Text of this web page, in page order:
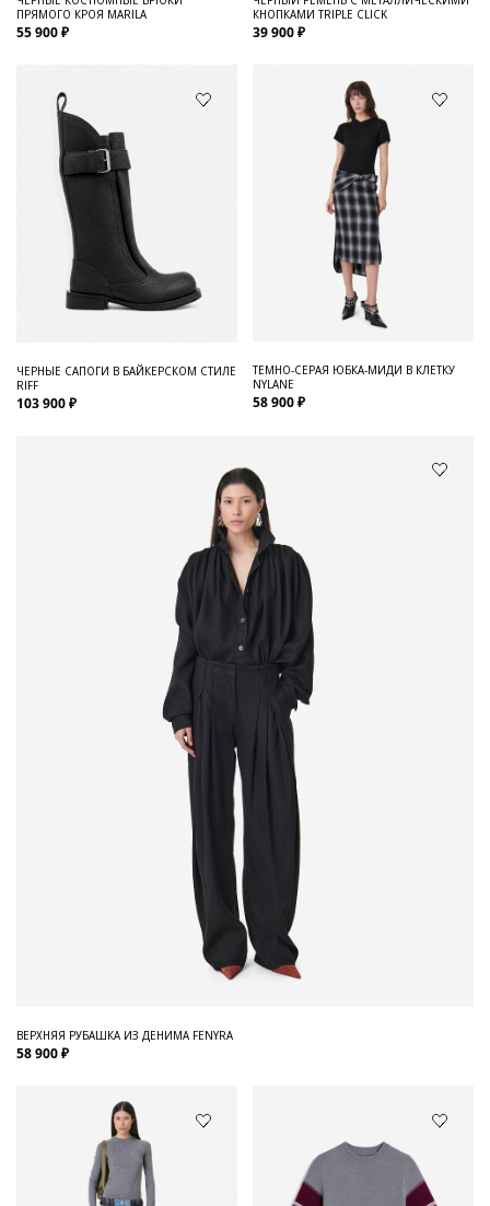
ПРЯМОГО КРОЯ MARILA
55 900 ₽
КНОПКАМИ TRIPLE CLICK
39 900 ₽
ЧЕРНЫЕ САПОГИ В БАЙКЕРСКОМ СТИЛЕ
RIFF
103 900 ₽
ТЕМНО-СЕРАЯ ЮБКА-МИДИ В КЛЕТКУ
NYLANE
58 900 ₽
ВЕРХНЯЯ РУБАШКА ИЗ ДЕНИМА FENYRA
58 900 ₽